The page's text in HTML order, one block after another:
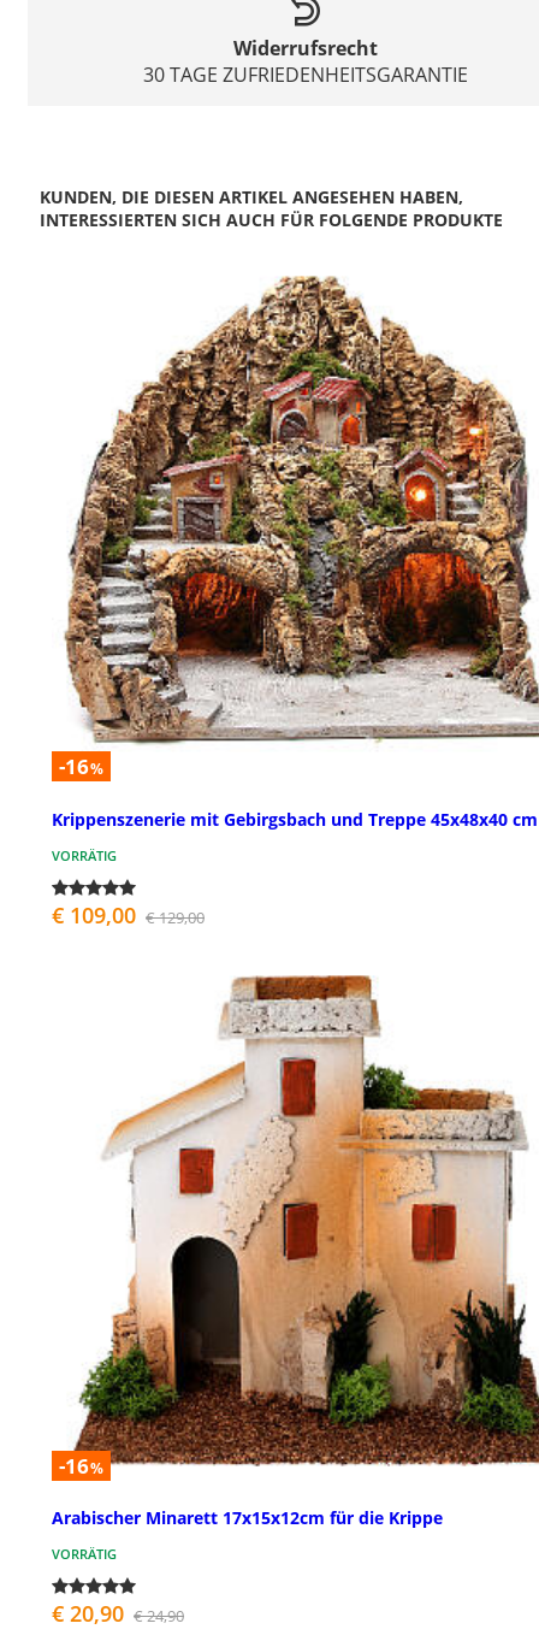
Widerrufsrecht
30 TAGE ZUFRIEDENHEITSGARANTIE
KUNDEN, DIE DIESEN ARTIKEL ANGESEHEN HABEN,
INTERESSIERTEN SICH AUCH FÜR FOLGENDE PRODUKTE
-16%
Krippenszenerie mit Gebirgsbach und Treppe 45x48x40 cm
VORRÄTIG
€ 109,00 € 129,00
-16%
Arabischer Minarett 17x15x12cm für die Krippe
VORRÄTIG
€ 20,90 € 24,90